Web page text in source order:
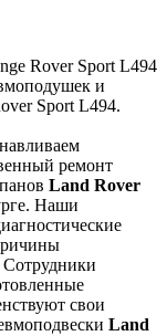
ремонт
Land Rover
Наши
Сотрудники
свои
Land